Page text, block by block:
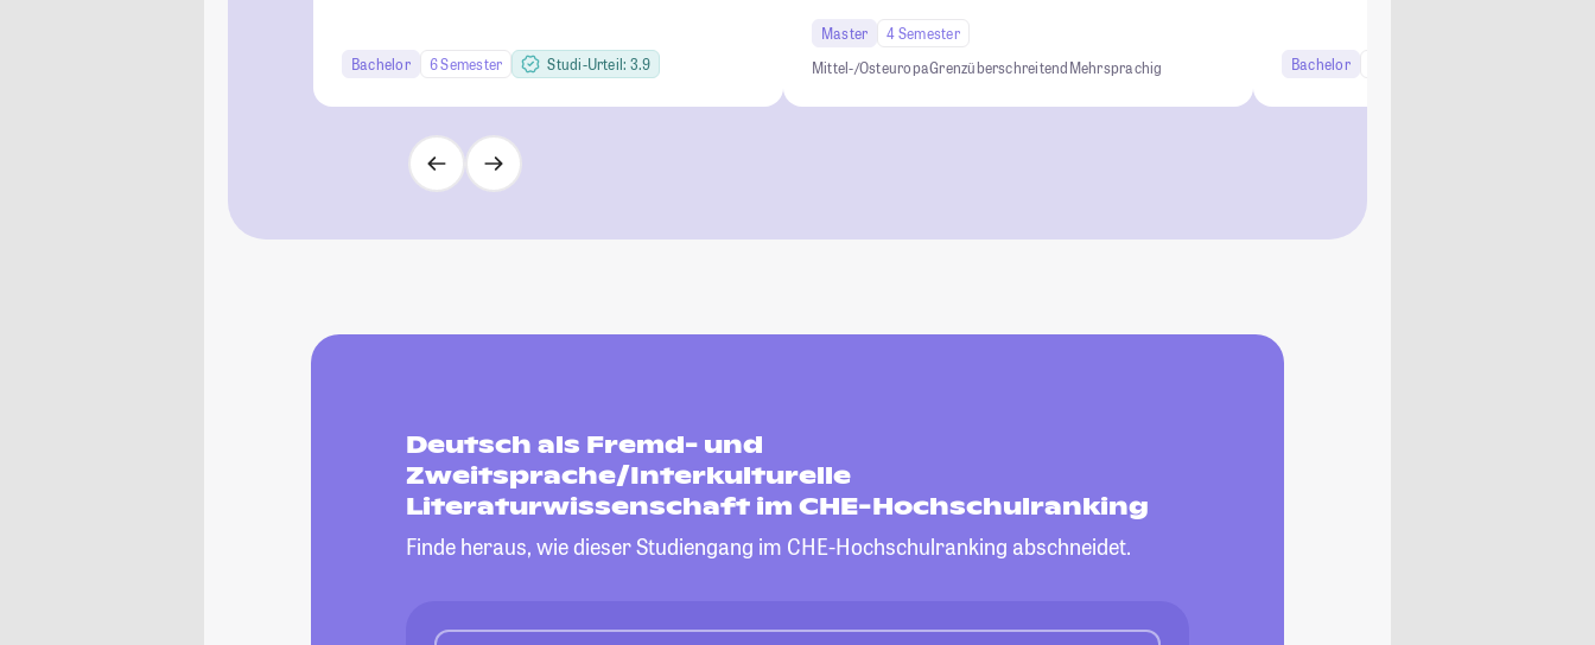
Bachelor 6 Semester Studi-Urteil: 3.9
Master
4 Semester
Mittel-/OsteuropaGrenzüberschreitendMehrsprachig Bachelor
Deutsch als Fremd- und
Zweitsprache/Interkulturelle
Literaturwissenschaft im CHE-Hochschulranking
Finde heraus, wie dieser Studiengang im CHE-Hochschulranking abschneidet.